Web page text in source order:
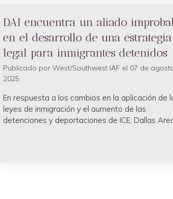
DAI encuentra un aliado
en el desarrollo de una estrategia
legal para inmigrantes detenidos
Publicado por West/Southwest IAF el 07 de
2025
En respuesta a los cambios en la aplicación de
leyes de inmigración y el aumento de las
detenciones y deportaciones de ICE, Dallas